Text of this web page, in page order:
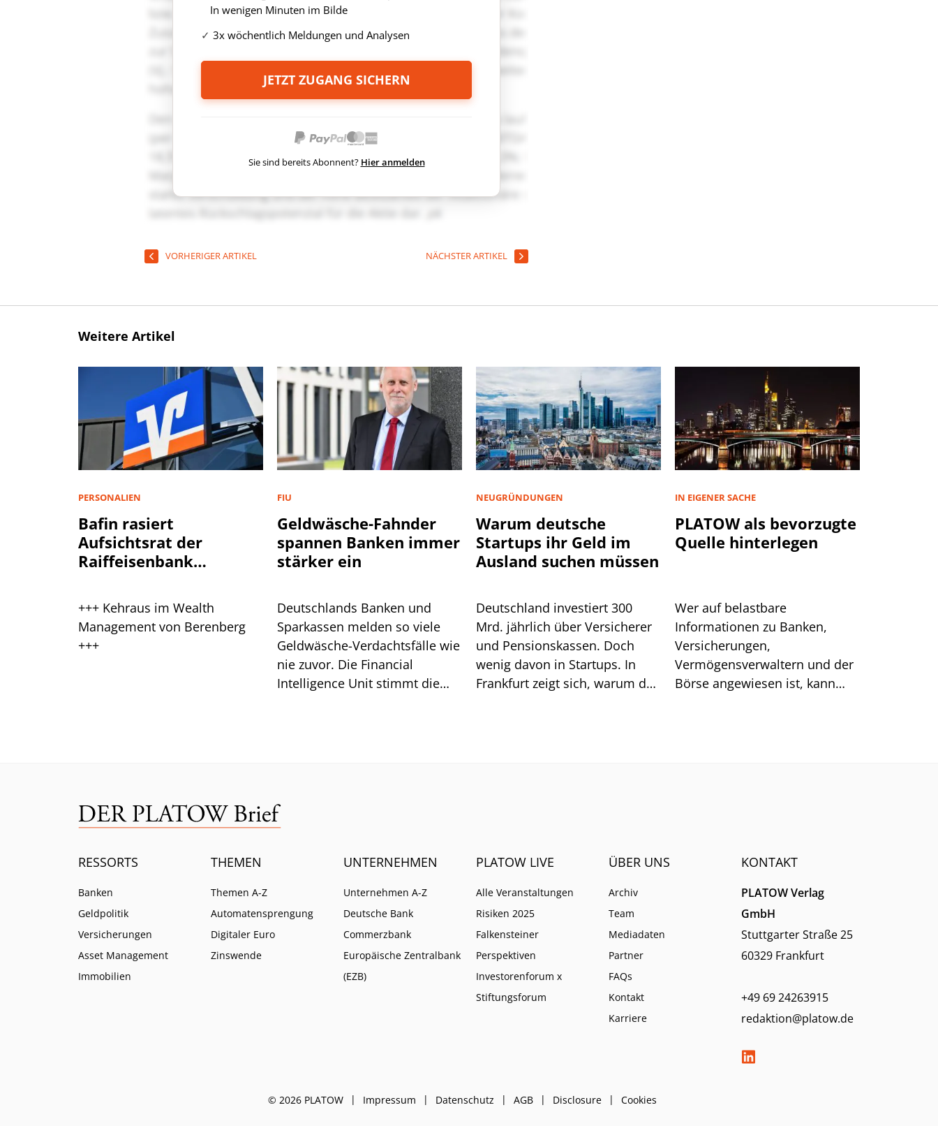
In wenigen Minuten im Bilde
3x wöchentlich Meldungen und Analysen
JETZT ZUGANG SICHERN
Sie sind bereits Abonnent? Hier anmelden
VORHERIGER ARTIKEL NÄCHSTER ARTIKEL
Weitere Artikel
PERSONALIEN
Bafin rasiert
Aufsichtsrat der
Raiffeisenbank
+++ Kehraus im Wealth
Management von Berenberg
+++
FIU
Geldwäsche-Fahnder
spannen Banken immer
stärker ein
Deutschlands Banken und
Sparkassen melden so viele
Geldwäsche-Verdachtsfälle wie
nie zuvor. Die Financial
Intelligence Unit stimmt die
NEUGRÜNDUNGEN
Warum deutsche
Startups ihr Geld im
Ausland suchen müssen
Deutschland investiert 300
Mrd. jährlich über Versicherer
und Pensionskassen. Doch
wenig davon in Startups. In
Frankfurt zeigt sich, warum das
IN EIGENER SACHE
PLATOW als bevorzugte
Quelle hinterlegen
Wer auf belastbare
Informationen zu Banken,
Versicherungen,
Vermögensverwaltern und der
Börse angewiesen ist, kann
RESSORTS
Banken
Geldpolitik
Versicherungen
Asset Management
Immobilien
THEMEN
Themen A-Z
Automatensprengung
Digitaler Euro
Zinswende
UNTERNEHMEN
Unternehmen A-Z
Deutsche Bank
Commerzbank
Europäische Zentralbank
(EZB)
PLATOW LIVE
Alle Veranstaltungen
Risiken 2025
Falkensteiner
Perspektiven
Investorenforum x
Stiftungsforum
ÜBER UNS
Archiv
Team
Mediadaten
Partner
FAQs
Kontakt
Karriere
KONTAKT
PLATOW Verlag
GmbH
Stuttgarter Straße 25
60329 Frankfurt
+49 69 24263915
redaktion@platow.de
© 2026 PLATOW Impressum Datenschutz AGB Disclosure Cookies